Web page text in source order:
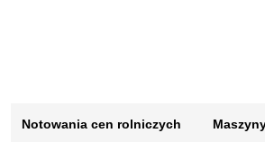
Notowania cen rolniczych